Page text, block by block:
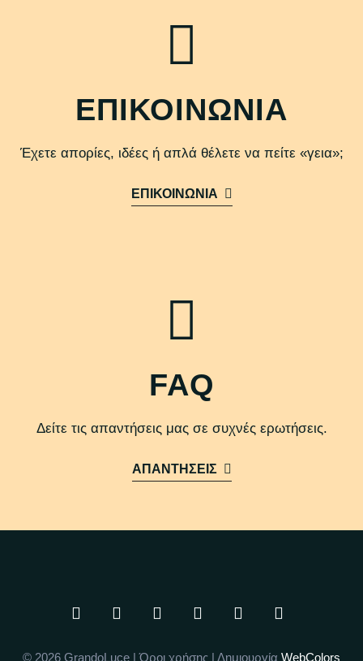
ΕΠΙΚΟΙΝΩΝΙΑ
Έχετε απορίες, ιδέες ή απλά θέλετε να πείτε «γεια»;
ΕΠΙΚΟΙΝΩΝΙΑ
FAQ
Δείτε τις απαντήσεις μας σε συχνές ερωτήσεις.
ΑΠΑΝΤΗΣΕΙΣ
© 2026 GrandoLuce |Όροι χρήσης | Δημιουργία WebColors